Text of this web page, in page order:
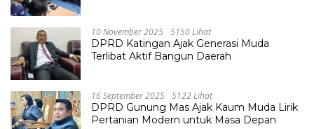
10 November 2025 5150 Lihat
DPRD Katingan Ajak Generasi Muda
Terlibat Aktif Bangun Daerah
16 September 2025 5122 Lihat
DPRD Gunung Mas Ajak Kaum Muda Lirik
Pertanian Modern untuk Masa Depan